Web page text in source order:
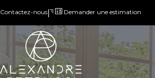
Contactez-nous | Demander une estimation